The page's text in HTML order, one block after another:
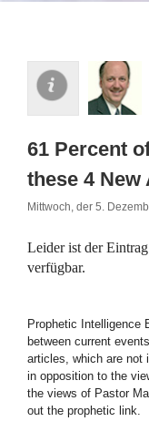
61 Percent
these 4 New
Mittwoch, der 5.
Leider ist der
verfügbar.
Prophetic Intelligence
between current
articles, which are not
in opposition to the
the views of Pastor
out the prophetic link.